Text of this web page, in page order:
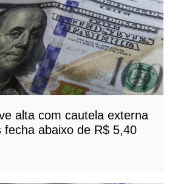
alta com cautela externa
fecha abaixo de R$ 5,40